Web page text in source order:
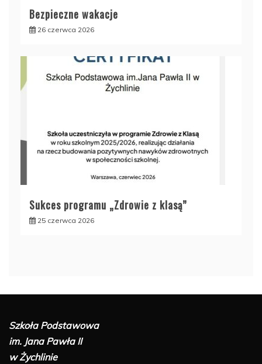
Bezpieczne wakacje
26 czerwca 2026
Sukces programu „Zdrowie z klasą”
25 czerwca 2026
Szkoła Podstawowa
im. Jana Pawła II
w Żychlinie